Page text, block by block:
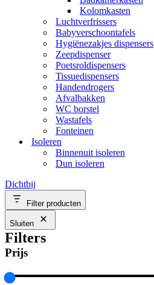
Kolomkasten
Luchtverfrissers
Babyverschoontafels
Hygiënezakjes dispensers
Zeepdispenser
Poetsroldispensers
Tissuedispensers
Handendrogers
Afvalbakken
WC borstel
Wastafels
Fonteinen
Isoleren
Binnenuit isoleren
Dun isoleren
Dichtbij
Filter producten
Sluiten
Filters
Prijs